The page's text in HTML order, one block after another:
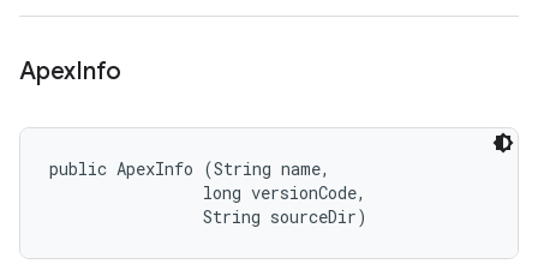
ApexInfo
public ApexInfo (String name,
                long versionCode,
                String sourceDir)